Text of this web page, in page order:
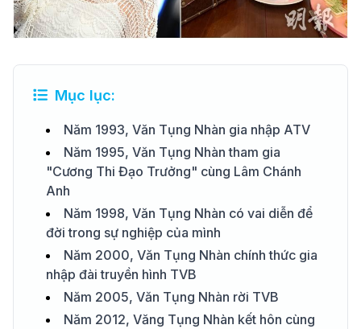
Mục lục:
Năm 1993, Văn Tụng Nhàn gia nhập ATV
Năm 1995, Văn Tụng Nhàn tham gia
"Cương Thi Đạo Trưởng" cùng Lâm Chánh
Anh
Năm 1998, Văn Tụng Nhàn có vai diễn để
đời trong sự nghiệp của mình
Năm 2000, Văn Tụng Nhàn chính thức gia
nhập đài truyền hình TVB
Năm 2005, Văn Tụng Nhàn rời TVB
Năm 2012, Văng Tụng Nhàn kết hôn cùng